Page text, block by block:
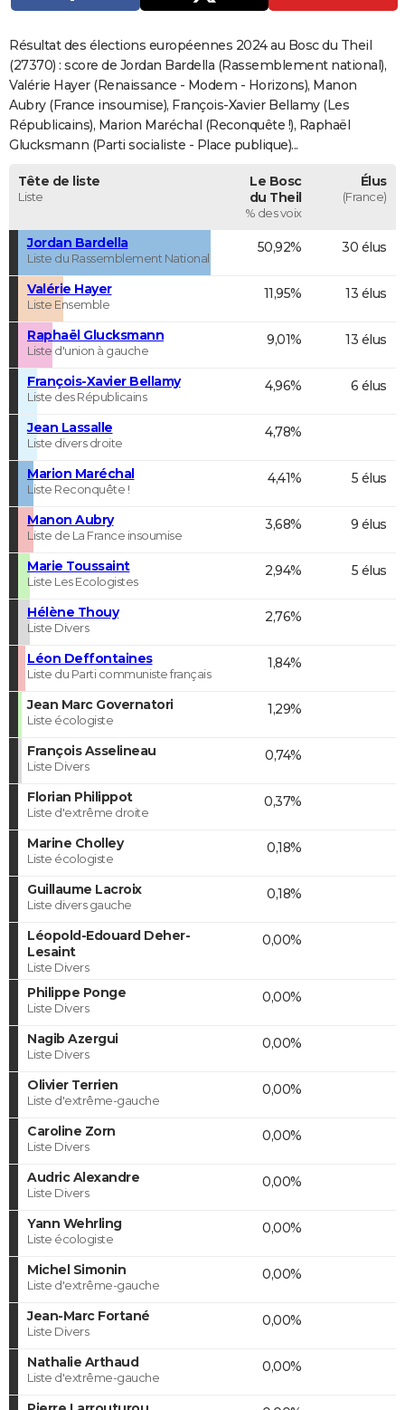
S'inscrire
Se connecter
Lycées
Collèges
Primaires
Universités
Entreprises
Service militaire
Avis de recherche
AVIS DE DÉCÈS
FORUM
Bricolage
Lifestyle
Culture
SportAuto
Television
Voyage
Cinema
Résultat des élections européennes 2024 au Bosc du Theil
(27370) : score de Jordan Bardella (Rassemblement national),
Valérie Hayer (Renaissance - Modem - Horizons), Manon
Aubry (France insoumise), François-Xavier Bellamy (Les
Républicains), Marion Maréchal (Reconquête !), Raphaël
Glucksmann (Parti socialiste - Place publique)...
Tête de liste
Liste
Le Bosc
du Theil
% des voix
Élus
(France)
Jordan Bardella
Liste du Rassemblement National
50,92% 30 élus
Valérie Hayer
Liste Ensemble
11,95% 13 élus
Raphaël Glucksmann
Liste d'union à gauche
9,01% 13 élus
François-Xavier Bellamy
Liste des Républicains
4,96% 6 élus
Jean Lassalle
Liste divers droite
4,78%
Marion Maréchal
Liste Reconquête !
4,41% 5 élus
Manon Aubry
Liste de La France insoumise
3,68% 9 élus
Marie Toussaint
Liste Les Ecologistes
2,94% 5 élus
Hélène Thouy
Liste Divers
2,76%
Léon Deffontaines
Liste du Parti communiste français
1,84%
Jean Marc Governatori
Liste écologiste
1,29%
François Asselineau
Liste Divers
0,74%
Florian Philippot
Liste d'extrême droite
0,37%
Marine Cholley
Liste écologiste
0,18%
Guillaume Lacroix
Liste divers gauche
0,18%
Léopold-Edouard Deher-
Lesaint
Liste Divers
0,00%
Philippe Ponge
Liste Divers
0,00%
Nagib Azergui
Liste Divers
0,00%
Olivier Terrien
Liste d'extrême-gauche
0,00%
Caroline Zorn
Liste Divers
0,00%
Audric Alexandre
Liste Divers
0,00%
Yann Wehrling
Liste écologiste
0,00%
Michel Simonin
Liste d'extrême-gauche
0,00%
Jean-Marc Fortané
Liste Divers
0,00%
Nathalie Arthaud
Liste d'extrême-gauche
0,00%